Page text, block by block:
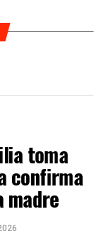
toma
confirma
madre